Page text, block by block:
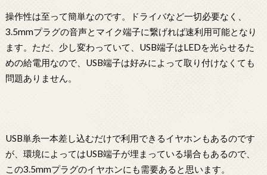
操作性は至って簡単なのです。ドライバなど一切必要なく、
3.5mmプラグの音声とマイク端子に繋げれば速利用可能となり
ます。ただ、少し変わっていて、USB端子はLEDを光らせるた
めの給電用なので、USB端子は好みによって取り付けなくても
問題ありません。
USB単糸一本差し込むだけで利用できるイヤホンもあるのです
が、環境によってはUSB端子が埋まっている場合もあるので、
この3.5mmプラグのイヤホンにも需要あると思います。